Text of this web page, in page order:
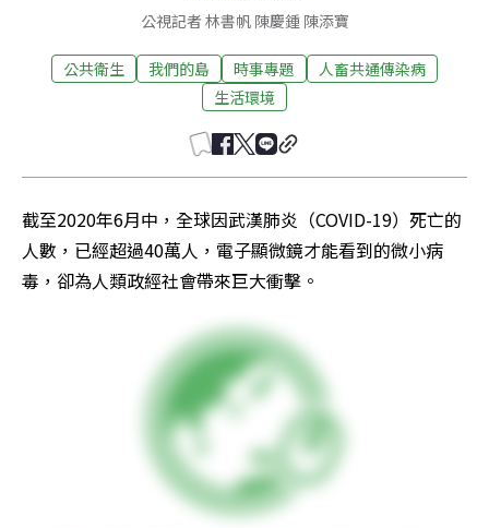
公視記者 林書帆 陳慶鍾 陳添寶
公共衛生 我們的島 時事專題
人畜共通傳染病
生活環境
截至2020年6月中，全球因武漢肺炎（COVID-19）死亡的
人數，已經超過40萬人，電子顯微鏡才能看到的微小病
毒，卻為人類政經社會帶來巨大衝擊。